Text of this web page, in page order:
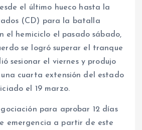
el último hueco hasta la
(CD) para la batalla
el hemiciclo el pasado sábado,
se logró superar el tranque
sesionar el viernes y produjo
cuarta extensión del estado
el 19 marzo.
para aprobar 12 días
emergencia a partir de este